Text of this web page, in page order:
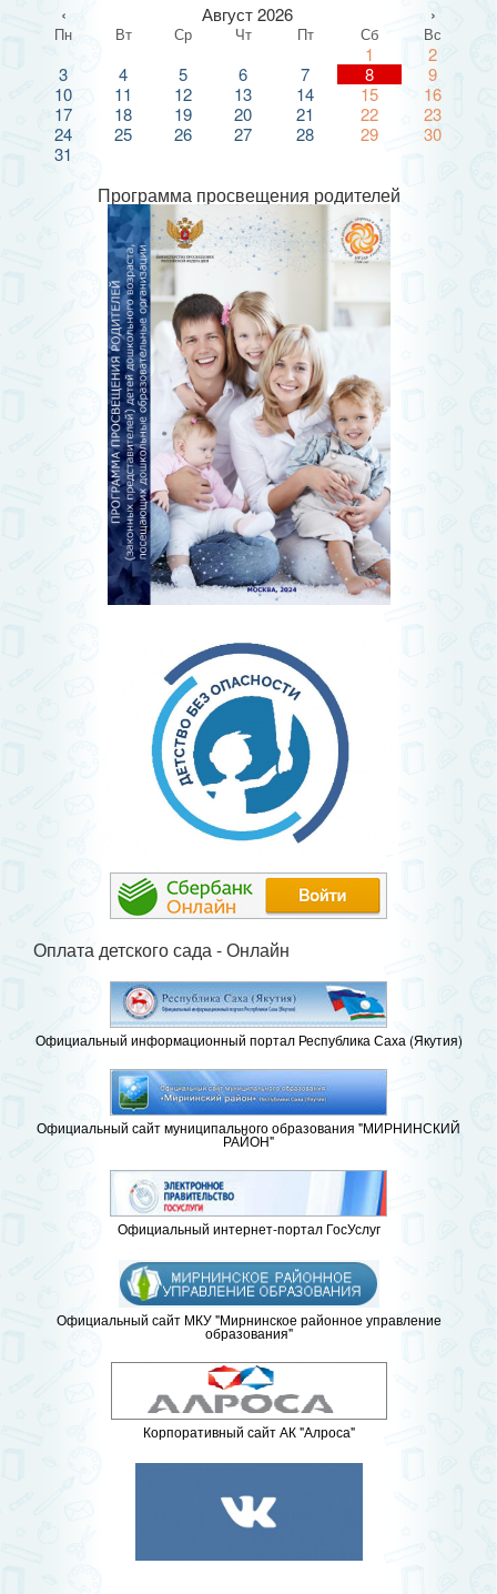
‹ Август 2026 ›
Пн Вт Ср Чт Пт Сб Вс
1
2
3
4 5 6 7 8
9
10
11 12 13 14 15
16
17
18 19 20 21 22
23
24
25 26 27 28 29
30
31
Программа просвещения родителей
Оплата детского сада - Онлайн
Официальный информационный портал Республика Саха (Якутия)
Официальный сайт муниципального образования "МИРНИНСКИЙ
РАЙОН"
Официальный интернет-портал ГосУслуг
Официальный сайт МКУ "Мирнинское районное управление
образования"
Корпоративный сайт АК "Алроса"